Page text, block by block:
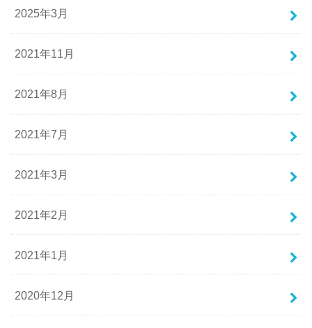
2025年3月
2021年11月
2021年8月
2021年7月
2021年3月
2021年2月
2021年1月
2020年12月